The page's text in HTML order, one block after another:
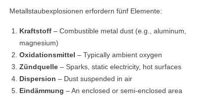
Metallstaubexplosionen erfordern fünf Elemente:
Kraftstoff – Combustible metal dust (e.g., aluminum,
magnesium)
Oxidationsmittel – Typically ambient oxygen
Zündquelle – Sparks, static electricity, hot surfaces
Dispersion – Dust suspended in air
Eindämmung – An enclosed or semi-enclosed area